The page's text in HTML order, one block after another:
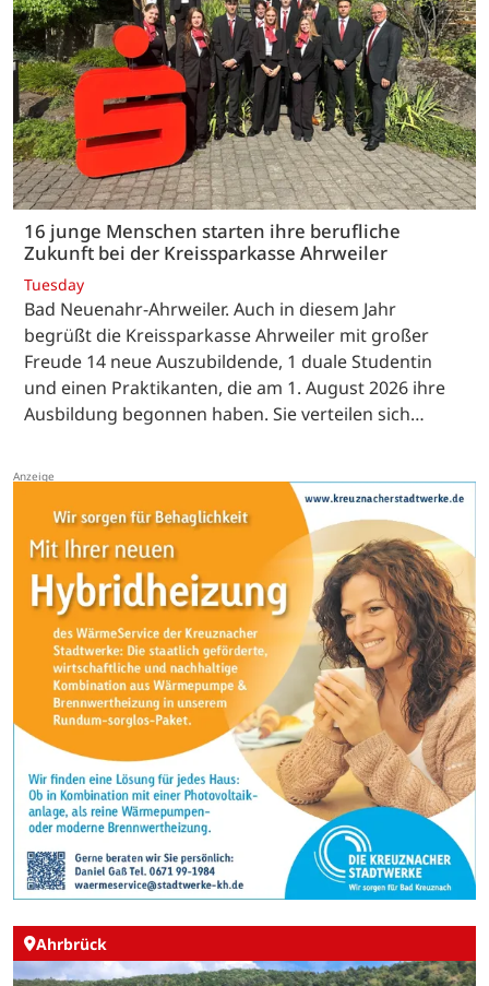
16 junge Menschen starten ihre berufliche
Zukunft bei der Kreissparkasse Ahrweiler
Tuesday
Bad Neuenahr-Ahrweiler. Auch in diesem Jahr
begrüßt die Kreissparkasse Ahrweiler mit großer
Freude 14 neue Auszubildende, 1 duale Studentin
und einen Praktikanten, die am 1. August 2026 ihre
Ausbildung begonnen haben. Sie verteilen sich…
Ahrbrück